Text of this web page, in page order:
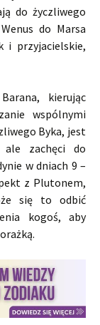
do życzliwego
do Marsa
i przyjacielskie,
kierując
wspólnymi
Byka, jest
zachęci do
w dniach 9 –
z Plutonem,
się to odbić
kogoś, aby